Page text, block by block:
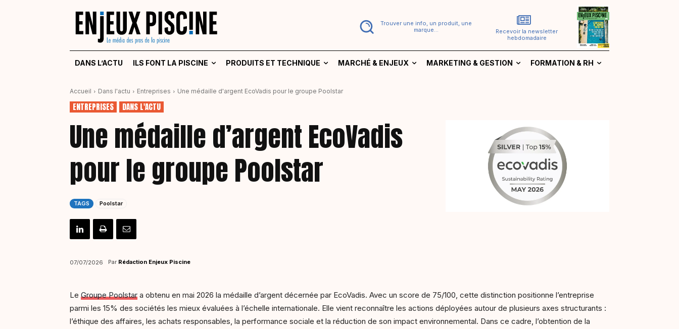
Trouver une info, un produit, une
marque...
Recevoir la newsletter
hebdomadaire
DANS L’ACTU ILS FONT LA PISCINE PRODUITS ET TECHNIQUE MARCHÉ & ENJEUX MARKETING & GESTION FORMATION & RH
Accueil Dans l'actu Entreprises Une médaille d'argent EcoVadis pour le groupe Poolstar
ENTREPRISES DANS L'ACTU
Une médaille d’argent EcoVadis
pour le groupe Poolstar
TAGS Poolstar
07/07/2026 Par Rédaction Enjeux Piscine
Le Groupe Poolstar a obtenu en mai 2026 la médaille d’argent décernée par EcoVadis. Avec un score de 75/100, cette distinction positionne l’entreprise
parmi les 15% des sociétés les mieux évaluées à l’échelle internationale. Elle vient reconnaître les actions déployées autour de plusieurs axes structurants :
l’éthique des affaires, les achats responsables, la performance sociale et la réduction de son impact environnemental. Dans ce cadre, l’obtention de la